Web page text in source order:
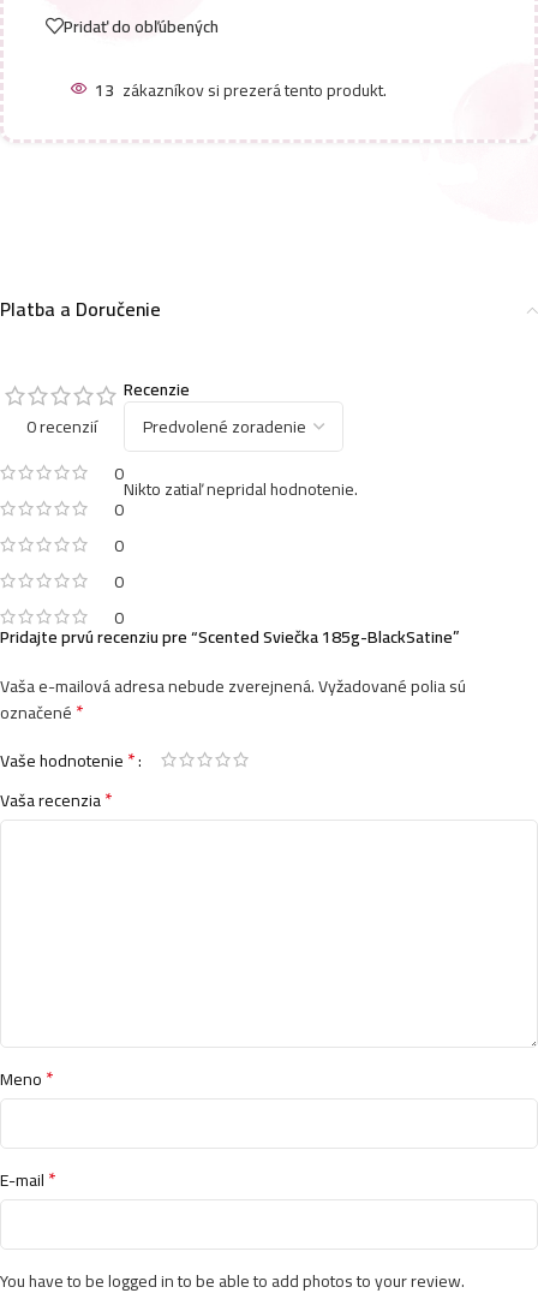
Pridať do obľúbených
13 zákazníkov si prezerá tento produkt.
Platba a Doručenie
0 recenzií
0
0
0
0
0
Recenzie
Nikto zatiaľ nepridal hodnotenie.
Pridajte prvú recenziu pre “Scented Sviečka 185g-BlackSatine”
Vaša e-mailová adresa nebude zverejnená.Vyžadované polia sú
označené*
Vaše hodnotenie*
Vaša recenzia*
Meno*
E-mail*
You have to be logged in to be able to add photos to your review.